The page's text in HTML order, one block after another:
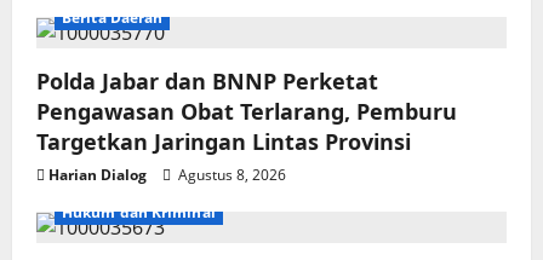
Berita Daerah
Polda Jabar dan BNNP Perketat
Pengawasan Obat Terlarang, Pemburu
Targetkan Jaringan Lintas Provinsi
Harian Dialog
Agustus 8, 2026
Hukum dan Kriminal